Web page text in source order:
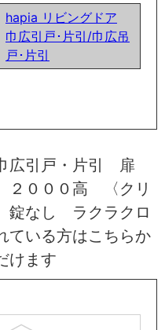
hapia リビングドア
巾広引戸･片引/巾広吊
戸･片引
広引戸・片引 扉
０００高 〈クリ
なし ラクラクロ
ている方はこちらか
けます